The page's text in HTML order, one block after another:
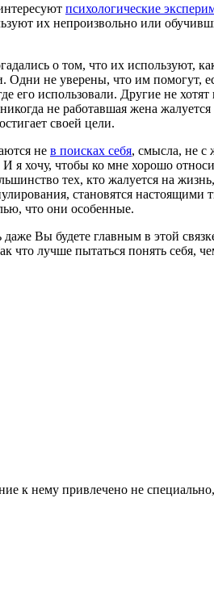
психологические
их непроизвольно или
о том, что их используют,
не уверены, что им помогут,
его использовали. Другие не
не работавшая жена жалуется
своей цели.
не в поисках себя, смысла, не с
я хочу, чтобы ко мне хорошо
тех, кто жалуется на
становятся настоящими
что они особенные.
Вы будете главным в этой
лучше пытаться понять себя,
к нему привлечено не